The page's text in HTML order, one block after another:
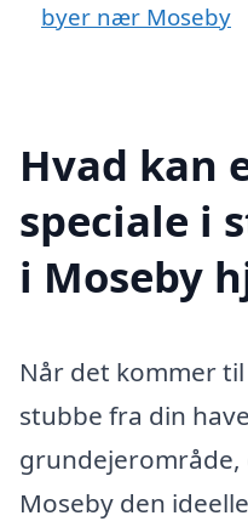
byer nær Moseby
Hvad kan
speciale i
i Moseby
Når det kommer
stubbe fra din
Moseby den